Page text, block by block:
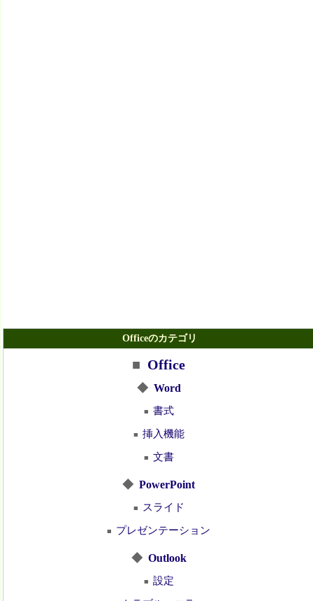
Officeのカテゴリ
■ Office
◆ Word
■ 書式
■ 挿入機能
■ 文書
◆ PowerPoint
■ スライド
■ プレゼンテーション
◆ Outlook
■ 設定